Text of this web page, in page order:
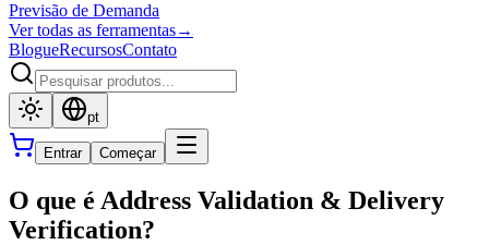
Previsão de Demanda
Ver todas as ferramentas→
BlogueRecursosContato
pt
Entrar Começar
O que é Address Validation & Delivery
Verification?